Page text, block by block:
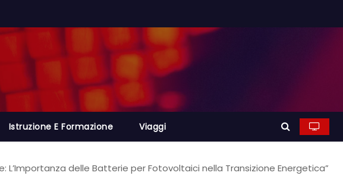
Istruzione E Formazione Viaggi
L’Importanza delle Batterie per Fotovoltaici nella Transizione Energetica”